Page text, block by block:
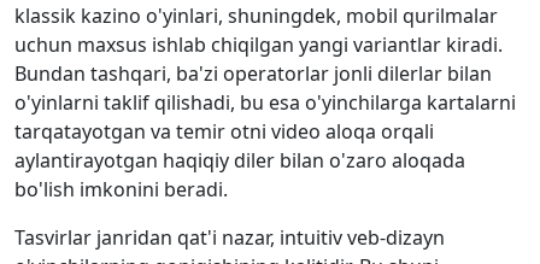
klassik kazino o'yinlari, shuningdek, mobil qurilmalar
uchun maxsus ishlab chiqilgan yangi variantlar kiradi.
Bundan tashqari, ba'zi operatorlar jonli dilerlar bilan
o'yinlarni taklif qilishadi, bu esa o'yinchilarga kartalarni
tarqatayotgan va temir otni video aloqa orqali
aylantirayotgan haqiqiy diler bilan o'zaro aloqada
bo'lish imkonini beradi.
Tasvirlar janridan qat'i nazar, intuitiv veb-dizayn